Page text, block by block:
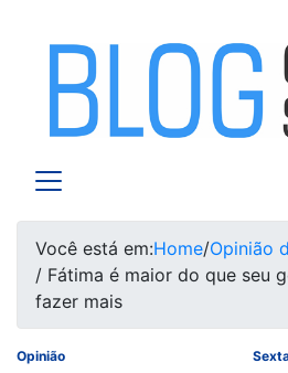
Você está em:Home/Opinião
/ Fátima é maior do que seu
fazer mais
Opinião